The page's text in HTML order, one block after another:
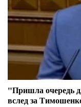
"Пришла очередь
вслед за